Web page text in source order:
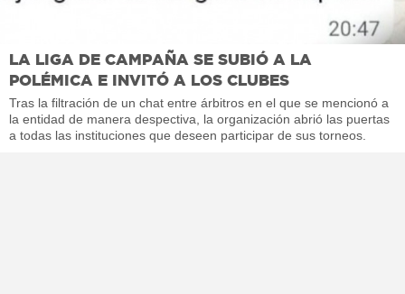
LA LIGA DE CAMPAÑA SE SUBIÓ A LA
POLÉMICA E INVITÓ A LOS CLUBES
Tras la filtración de un chat entre árbitros en el que se mencionó a
la entidad de manera despectiva, la organización abrió las puertas
a todas las instituciones que deseen participar de sus torneos.